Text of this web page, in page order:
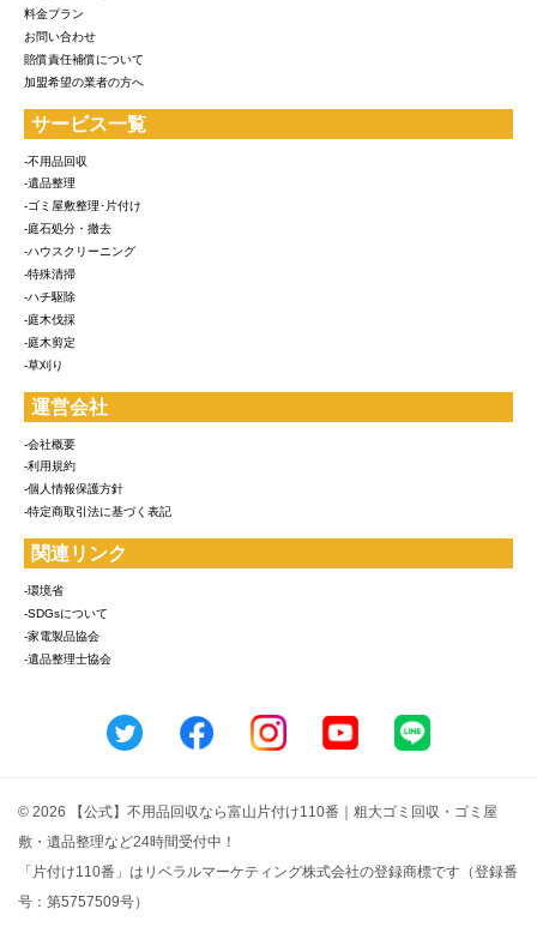
料金プラン
お問い合わせ
賠償責任補償について
加盟希望の業者の方へ
サービス一覧
-不用品回収
-遺品整理
-ゴミ屋敷整理･片付け
-庭石処分・撤去
-ハウスクリーニング
-特殊清掃
-ハチ駆除
-庭木伐採
-庭木剪定
-草刈り
運営会社
-会社概要
-利用規約
-個人情報保護方針
-特定商取引法に基づく表記
関連リンク
-環境省
-SDGsについて
-家電製品協会
-遺品整理士協会
© 2026 【公式】不用品回収なら富山片付け110番｜粗大ゴミ回収・ゴミ屋
敷・遺品整理など24時間受付中！
「片付け110番」はリベラルマーケティング株式会社の登録商標です（登録番
号：第5757509号）